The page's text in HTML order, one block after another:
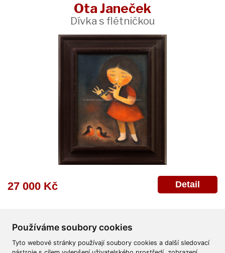
Používáme soubory cookies
Tyto webové stránky používají soubory cookies a další sledovací
Ota Janeček
Dívka s flétničkou
27 000 Kč Detail